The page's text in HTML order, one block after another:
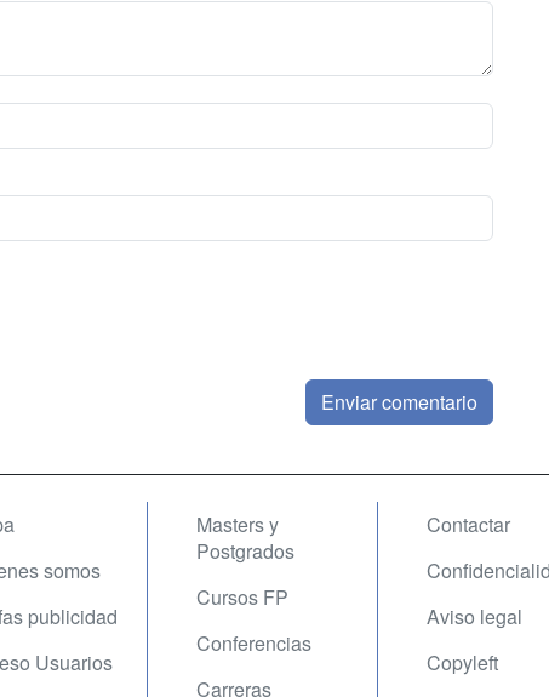
somos
publicidad
Usuarios
Masters y
Postgrados
Cursos FP
Conferencias
Carreras
Contactar
Aviso legal
Copyleft